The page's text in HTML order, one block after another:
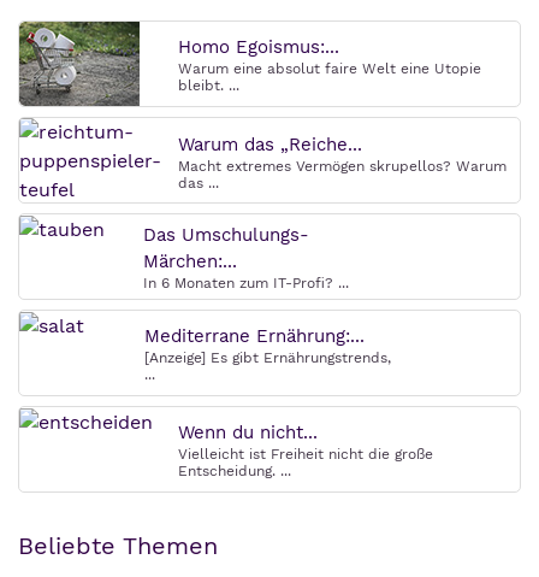
Homo Egoismus:...
Warum eine absolut faire Welt eine Utopie
bleibt. ...
Warum das „Reiche...
Macht extremes Vermögen skrupellos? Warum
das ...
Das Umschulungs-
Märchen:...
In 6 Monaten zum IT-Profi? ...
Mediterrane Ernährung:...
[Anzeige] Es gibt Ernährungstrends,
...
Wenn du nicht...
Vielleicht ist Freiheit nicht die große
Entscheidung. ...
Beliebte Themen